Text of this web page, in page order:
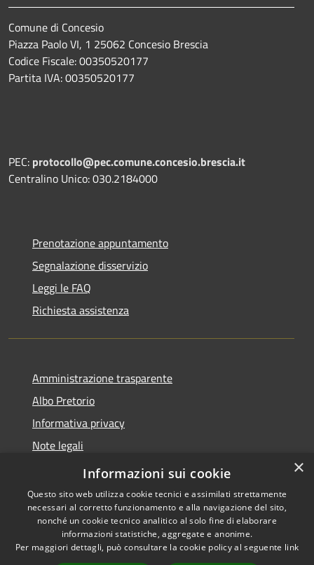
Comune di Concesio
Piazza Paolo VI, 1 25062 Concesio Brescia
Codice Fiscale: 00350520177
Partita IVA: 00350520177
PEC: protocollo@pec.comune.concesio.brescia.it
Centralino Unico: 030.2184000
Prenotazione appuntamento
Segnalazione disservizio
Leggi le FAQ
Richiesta assistenza
Amministrazione trasparente
Albo Pretorio
Informativa privacy
Note legali
Dichiarazione di accessibilità
Accessibilità
Copyright © 2021 •
Comune di Concesio •
×
Informazioni sui cookie
Questo sito web utilizza cookie tecnici e assimilati strettamente
necessari al corretto funzionamento e alla navigazione del sito,
nonché un cookie tecnico analitico al solo fine di elaborare
informazioni statistiche, aggregate e anonime.
Per maggiori dettagli, può consultare la cookie policy al seguente link